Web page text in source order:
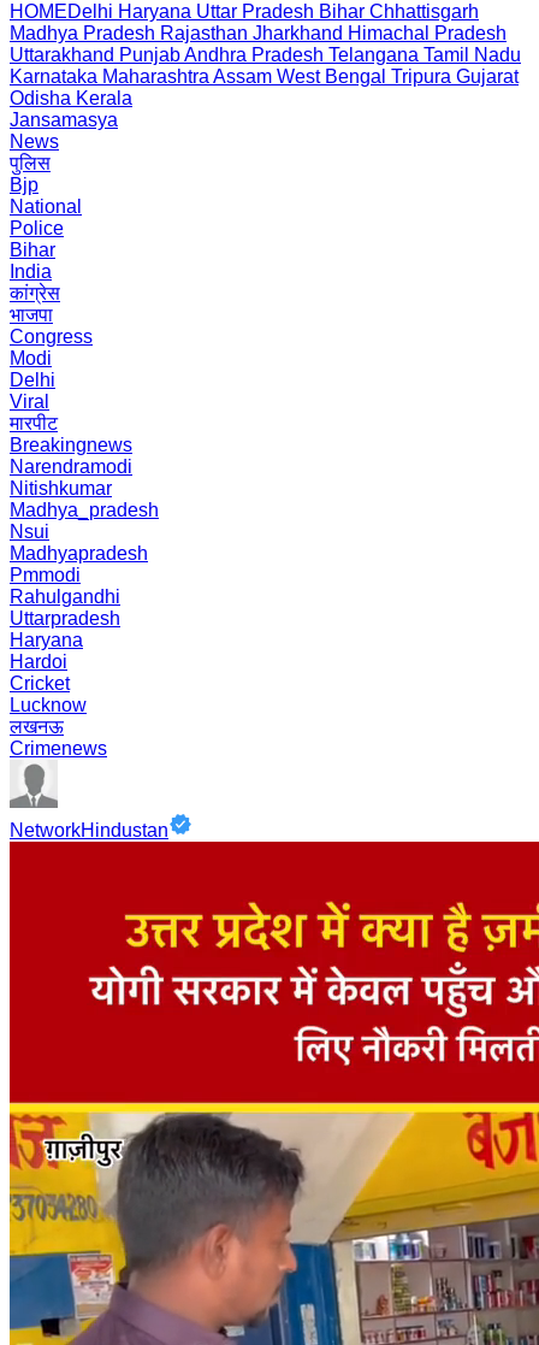
HOMEDelhi Haryana Uttar Pradesh Bihar Chhattisgarh
Madhya Pradesh Rajasthan Jharkhand Himachal Pradesh
Uttarakhand PunjabAndhra Pradesh Telangana Tamil Nadu
Karnataka Maharashtra Assam West Bengal Tripura Gujarat
Odisha Kerala
Jansamasya
News
पुलिस
Bjp
National
Police
Bihar
India
कांग्रेस
भाजपा
Congress
Modi
Delhi
Viral
मारपीट
Breakingnews
Narendramodi
Nitishkumar
Madhya_pradesh
Nsui
Madhyapradesh
Pmmodi
Rahulgandhi
Uttarpradesh
Haryana
Hardoi
Cricket
Lucknow
लखनऊ
Crimenews
NetworkHindustan